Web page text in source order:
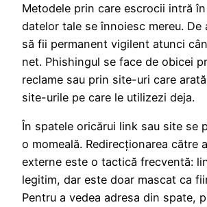
Metodele prin care escrocii intră
datelor tale se înnoiesc mereu. De
să fii permanent vigilent atunci
net. Phishingul se face de obicei
reclame sau prin site-uri care
site-urile pe care le utilizezi deja.
În spatele oricărui link sau site se
o momeală. Redirecționarea către
externe este o tactică frecventă:
legitim, dar este doar mascat ca
Pentru a vedea adresa din spate,